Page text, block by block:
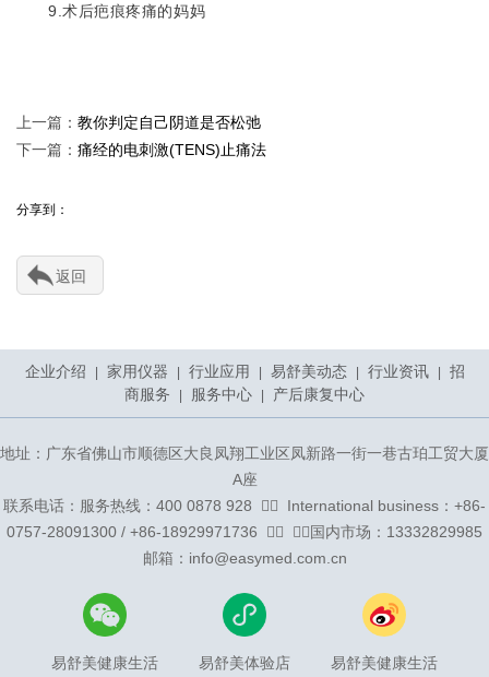
9.术后疤痕疼痛的妈妈
上一篇： 教你判定自己阴道是否松弛
下一篇： 痛经的电刺激(TENS)止痛法
分享到：
返回
企业介绍 家用仪器 行业应用 易舒美动态 行业资讯
招
商服务
服务中心 产后康复中心
地址：广东省佛山市顺德区大良凤翔工业区凤新路一街一巷古珀工贸大厦
A座
联系电话：服务热线：400 0878 928 ᅟᅠ ᅟInternational business：+86-
0757-28091300 / +86-18929971736 ᅟᅠ ᅟᅠ国内市场：13332829985
邮箱：info@easymed.com.cn
易舒美健康生活 易舒美体验店 易舒美健康生活